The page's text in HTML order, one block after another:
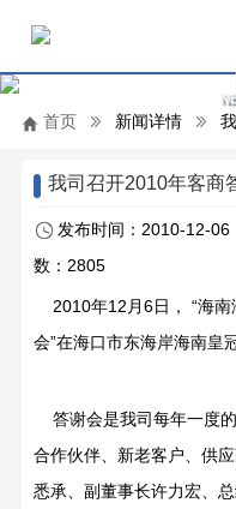
首页 新闻详情
我司召开2010年客商
发布时间：2010-12-06
数：2805
2010年12月6日， “海南
会”在海口市东海岸海南皇
答谢会是我司每年一度
合作伙伴、新老客户、供
悉承、副董事长许力宏、